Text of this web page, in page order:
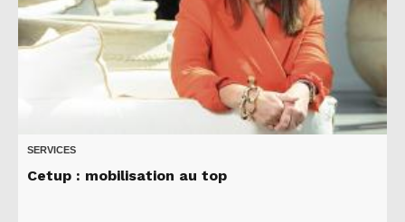
SERVICES
Cetup : mobilisation au top